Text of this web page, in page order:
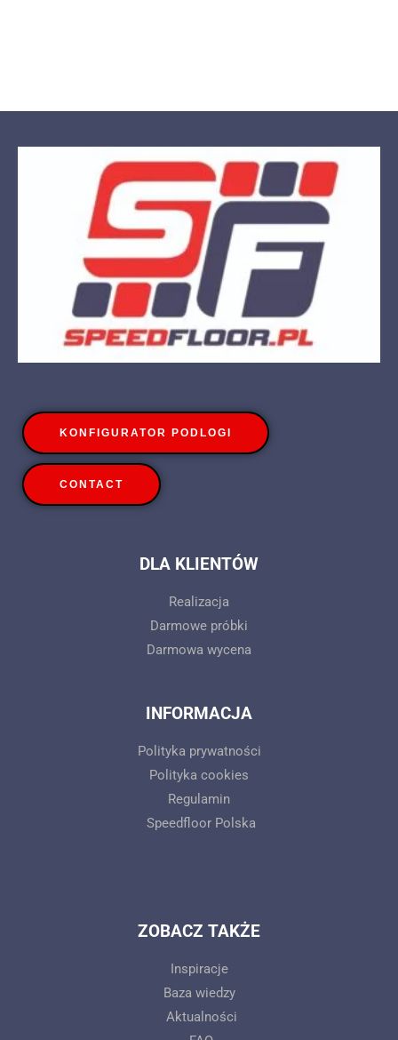
KONFIGURATOR PODLOGI
CONTACT
DLA KLIENTÓW
Realizacja
Darmowe próbki
Darmowa wycena
INFORMACJA
Polityka prywatności
Polityka cookies
Regulamin
Speedfloor Polska
ZOBACZ TAKŻE
Inspiracje
Baza wiedzy
Aktualności